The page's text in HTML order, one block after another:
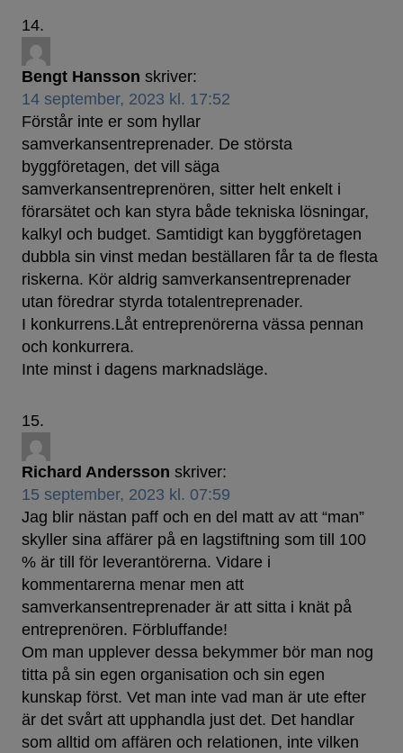
Bengt Hansson skriver:
14 september, 2023 kl. 17:52
Förstår inte er som hyllar
samverkansentreprenader. De största
byggföretagen, det vill säga
samverkansentreprenören, sitter helt enkelt i
förarsätet och kan styra både tekniska lösningar,
kalkyl och budget. Samtidigt kan byggföretagen
dubbla sin vinst medan beställaren får ta de flesta
riskerna. Kör aldrig samverkansentreprenader
utan föredrar styrda totalentreprenader.
I konkurrens.Låt entreprenörerna vässa pennan
och konkurrera.
Inte minst i dagens marknadsläge.
Richard Andersson skriver:
15 september, 2023 kl. 07:59
Jag blir nästan paff och en del matt av att “man”
skyller sina affärer på en lagstiftning som till 100
% är till för leverantörerna. Vidare i
kommentarerna menar men att
samverkansentreprenader är att sitta i knät på
entreprenören. Förbluffande!
Om man upplever dessa bekymmer bör man nog
titta på sin egen organisation och sin egen
kunskap först. Vet man inte vad man är ute efter
är det svårt att upphandla just det. Det handlar
som alltid om affären och relationen, inte vilken